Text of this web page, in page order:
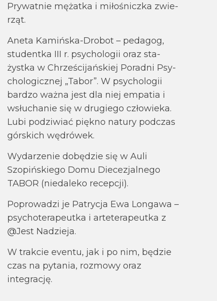
Pry­wat­nie mężatka i miło­śniczka zwie­
rząt.
Aneta Kamiń­ska-Dro­bot – peda­gog,
stu­dentka III r. psy­cho­lo­gii oraz sta­
żystka w Chrze­ści­jań­skiej Poradni Psy­
cho­lo­gicznej „Tabor”. W psy­cho­lo­gii
bar­dzo ważna jest dla niej empa­tia i
wsłu­cha­nie się w dru­giego czło­wieka.
Lubi podzi­wiać piękno natury pod­czas
gór­skich wędró­wek.
Wydarzenie dobędzie się w Auli
Szopińskiego Domu Diecezjalnego
TABOR (niedaleko recepcji).
Poprowadzi je Patrycja Ewa Longawa –
psychoterapeutka i arteterapeutka z
@Jest Nadzieja.
W trak­cie eventu, jak i po nim, będzie
czas na pyta­nia, roz­mowy oraz
integrację.